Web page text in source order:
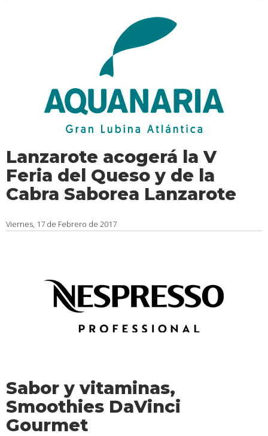
Lanzarote acogerá la V
Feria del Queso y de la
Cabra Saborea Lanzarote
Viernes, 17 de Febrero de 2017
Sabor y vitaminas,
Smoothies DaVinci
Gourmet